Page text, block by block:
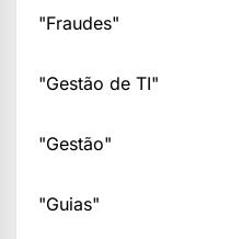
"Fraudes"
"Gestão de TI"
"Gestão"
"Guias"